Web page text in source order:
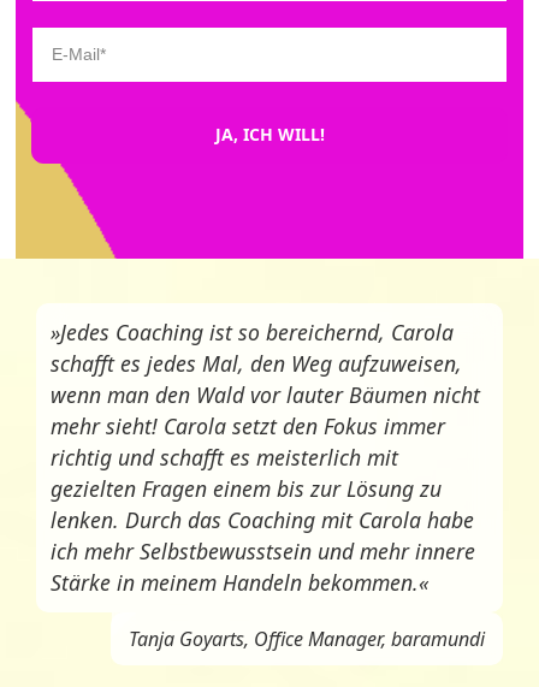
JA, ICH WILL!
»Jedes Coaching ist so bereichernd, Carola
schafft es jedes Mal, den Weg aufzuweisen,
wenn man den Wald vor lauter Bäumen nicht
mehr sieht! Carola setzt den Fokus immer
richtig und schafft es meisterlich mit
gezielten Fragen einem bis zur Lösung zu
lenken. Durch das Coaching mit Carola habe
ich mehr Selbstbewusstsein und mehr innere
Stärke in meinem Handeln bekommen.«
Tanja Goyarts, Office Manager, baramundi